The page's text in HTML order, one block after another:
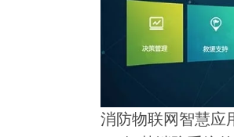
消防物联网智慧应